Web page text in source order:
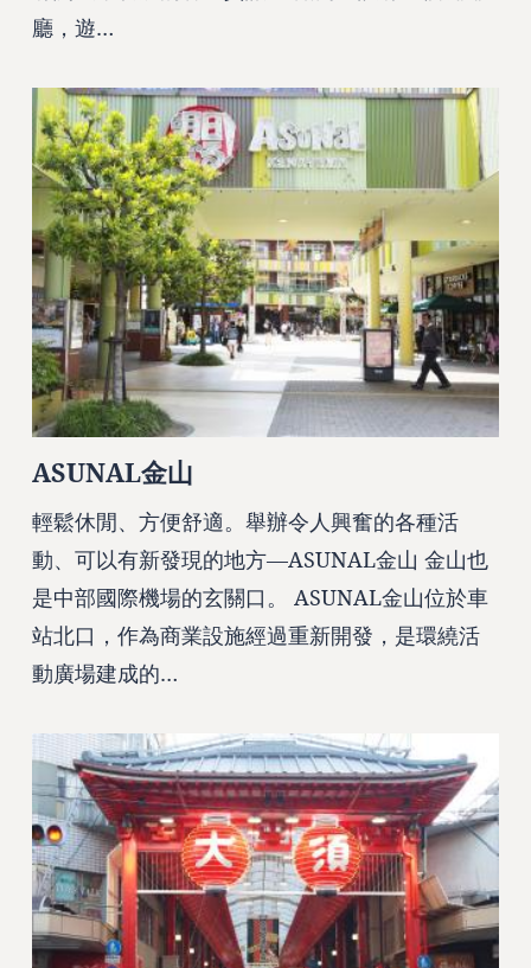
廳，遊…
ASUNAL金山
輕鬆休閒、方便舒適。舉辦令人興奮的各種活
動、可以有新發現的地方—ASUNAL金山 金山也
是中部國際機場的玄關口。 ASUNAL金山位於車
站北口，作為商業設施經過重新開發，是環繞活
動廣場建成的…